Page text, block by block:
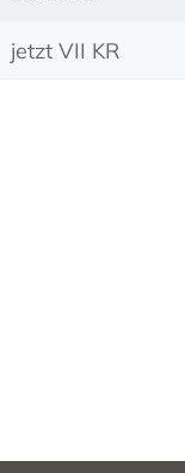
jetzt VII KR